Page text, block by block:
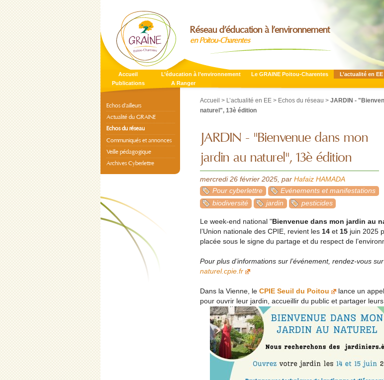
Réseau d’éducation à l’environnement
en Poitou-Charentes
Accueil L’éducation à l’environnement Le GRAINE Poitou-Charentes L’actualité en EE
Publications
A Ranger
Accueil > L’actualité en EE > Echos du réseau > JARDIN -
naturel", 13è édition
JARDIN - "Bienvenue dans mon
jardin au naturel", 13è édition
mercredi 26 février 2025, par Hafaiz HAMADA
Pour cyberlettre
Evénements et manifestations
biodiversité
jardin pesticides
Le week-end national "Bienvenue dans mon jardin au
l’Union nationale des CPIE, revient les 14 et 15 juin 2025
placée sous le signe du partage et du respect de
Pour plus d’informations sur l’événement, rendez-vous sur
naturel.cpie.fr
Dans la Vienne, le CPIE Seuil du Poitou
lance un
pour ouvrir leur jardin, accueillir du public et partager
Echos d’ailleurs
Actualité du GRAINE
Echos du réseau
Communiqués et annonces
Veille pédagogique
Archives Cyberlettre